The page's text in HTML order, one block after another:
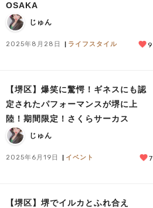
OSAKA
じゅん
2025年8月28日 ライフスタイル 9
【堺区】爆笑に驚愕！ギネスにも認
定されたパフォーマンスが堺に上
陸！期間限定！さくらサーカス
じゅん
2025年6月19日 イベント 7
【堺区】堺でイルカとふれ合え